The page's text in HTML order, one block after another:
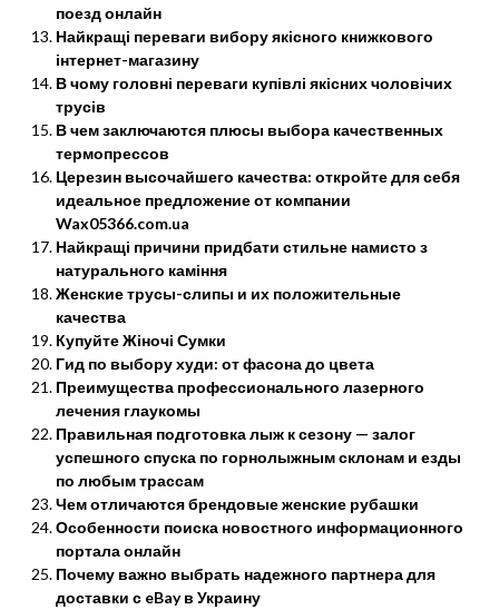
поезд онлайн
Найкращі переваги вибору якісного книжкового
інтернет-магазину
В чому головні переваги купівлі якісних чоловічих
трусів
В чем заключаются плюсы выбора качественных
термопрессов
Церезин высочайшего качества: откройте для себя
идеальное предложение от компании
Wax05366.com.ua
Найкращі причини придбати стильне намисто з
натурального каміння
Женские трусы-слипы и их положительные
качества
Купуйте Жіночі Сумки
Гид по выбору худи: от фасона до цвета
Преимущества профессионального лазерного
лечения глаукомы
Правильная подготовка лыж к сезону — залог
успешного спуска по горнолыжным склонам и езды
по любым трассам
Чем отличаются брендовые женские рубашки
Особенности поиска новостного информационного
портала онлайн
Почему важно выбрать надежного партнера для
доставки с eBay в Украину